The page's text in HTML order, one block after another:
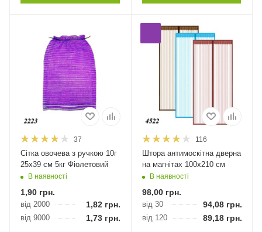
37
Сітка овочева з ручкою 10г
25х39 см 5кг Фіолетовий
В наявності
1,90 грн.
від 2000 1,82грн.
від 9000 1,73грн.
116
Штора антимоскітна дверна
на магнітах 100х210 см
В наявності
98,00грн.
від 30 94,08грн.
від 120 89,18грн.